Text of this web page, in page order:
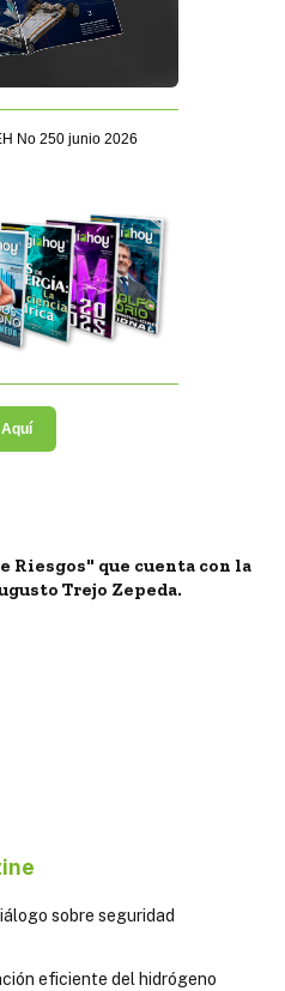
No 250 junio 2026
Aquí
Riesgos" que cuenta con la
Trejo Zepeda.
sobre seguridad
eficiente del hidrógeno